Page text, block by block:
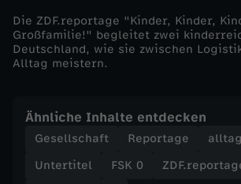
Die ZDF.reportage "Kinder, Kinder,
Großfamilie!" begleitet zwei
Deutschland, wie sie zwischen
Alltag meistern.
Ähnliche Inhalte entdecken
Gesellschaft Reportage
Untertitel
FSK 0